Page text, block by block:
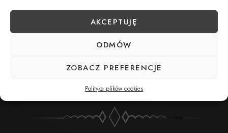
AKCEPTUJĘ
ODMÓW
ZOBACZ PREFERENCJE
Polityka plików cookies
UDOSTĘPNIJ NEKROLOG
POBIERZ POWIADOMIENIE SMS